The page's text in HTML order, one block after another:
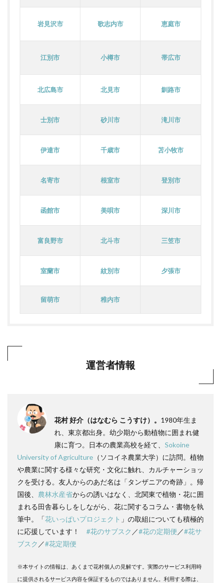
岩見沢市 歌志内市 恵庭市
江別市 小樽市 帯広市
北広島市 北見市 釧路市
士別市 砂川市 滝川市
伊達市 千歳市 苫小牧市
名寄市 根室市 登別市
函館市 美唄市 深川市
富良野市 北斗市 三笠市
室蘭市 紋別市 夕張市
留萌市 稚内市
運営者情報
花村 好介（はなむら こうすけ）。 1980年生ま
れ、東京都出身。幼少期から動植物に囲まれ健
康に育つ。日本の農業高校を経て、 Sokoine
University of Agriculture （ソコイネ農業大学）に訪問。植物
や農業に関する様々な研究・文化に触れ、カルチャーショッ
クを受ける。友人からのあだ名は「タンザニアの奇跡」。帰
国後、 農林水産省からの誘いはなく、北関東で植物・花に囲
まれる田舎暮らしをしながら、花に関するコラム・書物を執
筆中。「花いっぱいプロジェクト 」の取組についても積極的
に応援しています！ #花のサブスク ／#花の定期便 ／#花サ
ブスク ／#花定期便
※本サイトの情報は、あくまで花村個人の見解です。実際のサービス利用時
に提供されるサービス内容を保証するものではありません。利用する際は、